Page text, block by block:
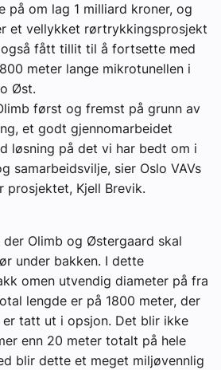
på om lag 1 milliard kroner, og
et vellykket rørtrykkingsprosjekt
fått tillit til å fortsette med
meter lange mikrotunellen i
Øst.
først og fremst på grunn av
et godt gjennomarbeidet
løsning på det vi har bedt om i
samarbeidsvilje, sier Oslo VAVs
prosjektet, Kjell Brevik.
Olimb og Østergaard skal
under bakken. I dette
omen utvendig diameter på fra
lengde er på 1800 meter, der
tatt ut i opsjon. Det blir ikke
enn 20 meter totalt på hele
blir dette et meget miljøvennlig